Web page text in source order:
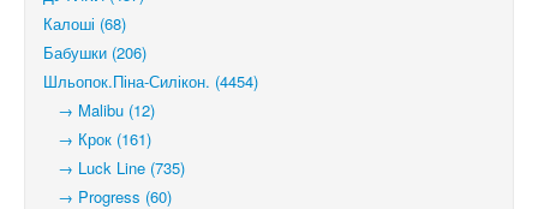
Калоші (68)
Бабушки (206)
Шльопок.Піна-Силікон. (4454)
→ Malibu (12)
→ Крок (161)
→ Luck Line (735)
→ Progress (60)